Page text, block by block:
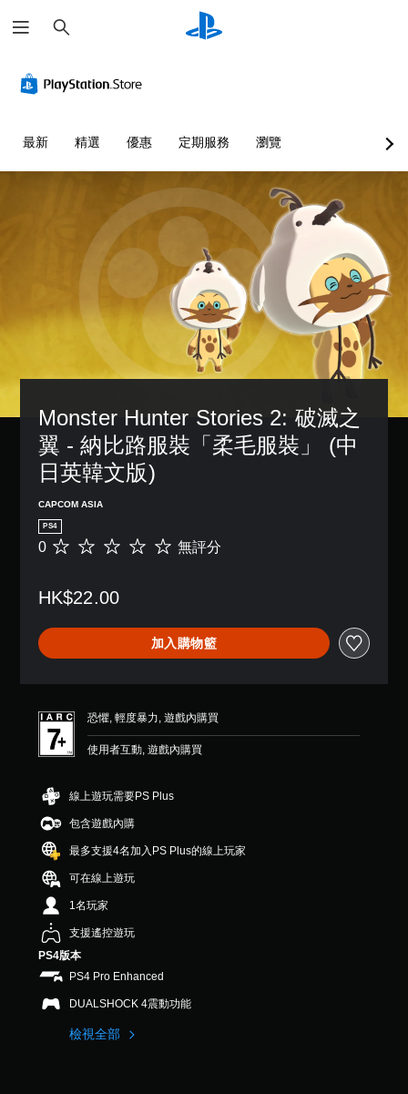
尋
最新 精選 優惠 定期服務 瀏覽
Monster Hunter Stories 2: 破滅之
翼 - 納比路服裝「柔毛服裝」 (中
日英韓文版)
CAPCOM ASIA
PS4
無
0 無評分
HK$22.00
加入購物籃
恐懼, 輕度暴力, 遊戲內購買
使用者互動, 遊戲內購買
線上遊玩需要PS Plus
包含遊戲內購
最多支援4名加入PS Plus的線上玩家
可在線上遊玩
1名玩家
支援遙控遊玩
PS4版本
PS4 Pro Enhanced
DUALSHOCK 4震動功能
檢視全部